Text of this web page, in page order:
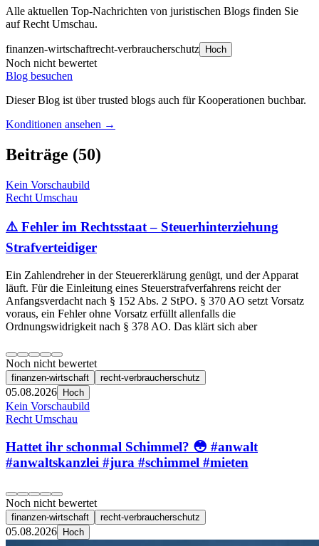
Alle aktuellen Top-Nachrichten von juristischen Blogs finden Sie
auf Recht Umschau.
finanzen-wirtschaftrecht-verbraucherschutz Hoch
Noch nicht bewertet
Blog besuchen
Dieser Blog ist über trusted blogs auch für Kooperationen buchbar.
Konditionen ansehen →
Beiträge (50)
Kein Vorschaubild
Recht Umschau
⚠️ Fehler im Rechtsstaat – Steuerhinterziehung
Strafverteidiger
Ein Zahlendreher in der Steuererklärung genügt, und der Apparat
läuft. Für die Einleitung eines Steuerstrafverfahrens reicht der
Anfangsverdacht nach § 152 Abs. 2 StPO. § 370 AO setzt Vorsatz
voraus, ein Fehler ohne Vorsatz erfüllt allenfalls die
Ordnungswidrigkeit nach § 378 AO. Das klärt sich aber
Noch nicht bewertet
finanzen-wirtschaft recht-verbraucherschutz
05.08.2026 Hoch
Kein Vorschaubild
Recht Umschau
Hattet ihr schonmal Schimmel? 😳 #anwalt
#anwaltskanzlei #jura #schimmel #mieten
Noch nicht bewertet
finanzen-wirtschaft recht-verbraucherschutz
05.08.2026 Hoch